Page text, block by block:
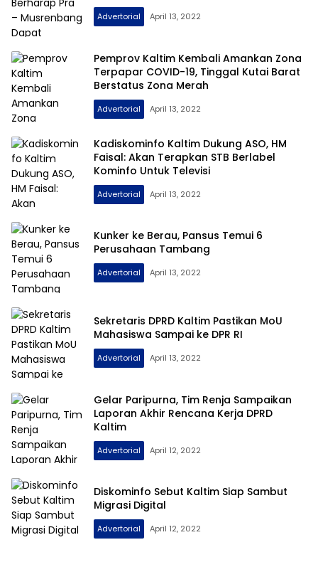
Advertorial April 13, 2022
Pemprov Kaltim Kembali Amankan Zona
Terpapar COVID-19, Tinggal Kutai Barat
Berstatus Zona Merah
Advertorial April 13, 2022
Kadiskominfo Kaltim Dukung ASO, HM
Faisal: Akan Terapkan STB Berlabel
Kominfo Untuk Televisi
Advertorial April 13, 2022
Kunker ke Berau, Pansus Temui 6
Perusahaan Tambang
Advertorial April 13, 2022
Sekretaris DPRD Kaltim Pastikan MoU
Mahasiswa Sampai ke DPR RI
Advertorial April 13, 2022
Gelar Paripurna, Tim Renja Sampaikan
Laporan Akhir Rencana Kerja DPRD
Kaltim
Advertorial April 12, 2022
Diskominfo Sebut Kaltim Siap Sambut
Migrasi Digital
Advertorial April 12, 2022